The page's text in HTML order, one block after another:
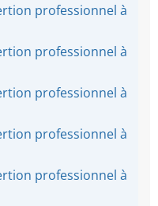
professionnel à
professionnel à
professionnel à
professionnel à
professionnel à